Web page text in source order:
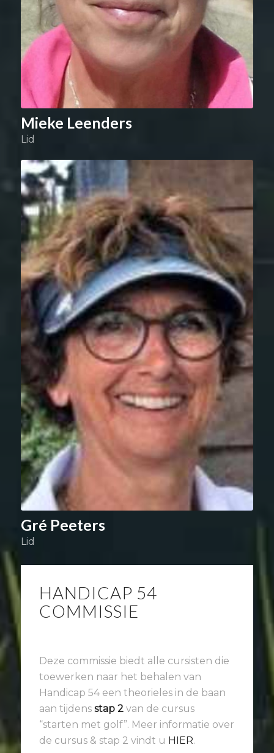
Mieke Leenders
Lid
Gré Peeters
Lid
HANDICAP 54
COMMISSIE
Deze commissie biedt alle cursisten die
toewerken naar het behalen van
Handicap 54 een theorieles in de baan
aan tijdens stap 2van de cursus
“starten met golf”. Meer informatie over
de cursus & stap 2 vindt u HIER.